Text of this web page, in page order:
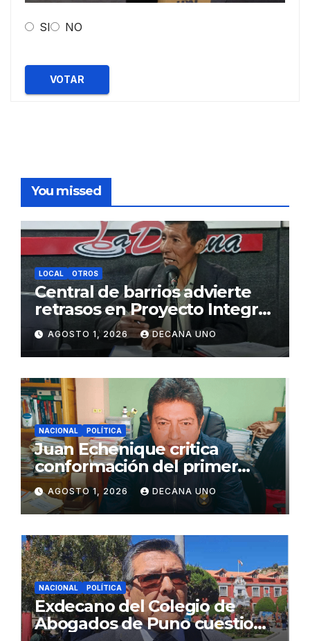
SI NO
VOTAR
You missed
LOCAL OTROS
Central de barrios advierte
retrasos en Proyecto Integral
de Agua y Alcantarillado para
Juliaca
AGOSTO 1, 2026 DECANA UNO
NACIONAL POLÍTICA
Juan Echenique critica
conformación del primer
gabinete ministerial de Keiko
Fujimori
AGOSTO 1, 2026 DECANA UNO
NACIONAL POLÍTICA
Exdecano del Colegio de
Abogados de Puno cuestiona